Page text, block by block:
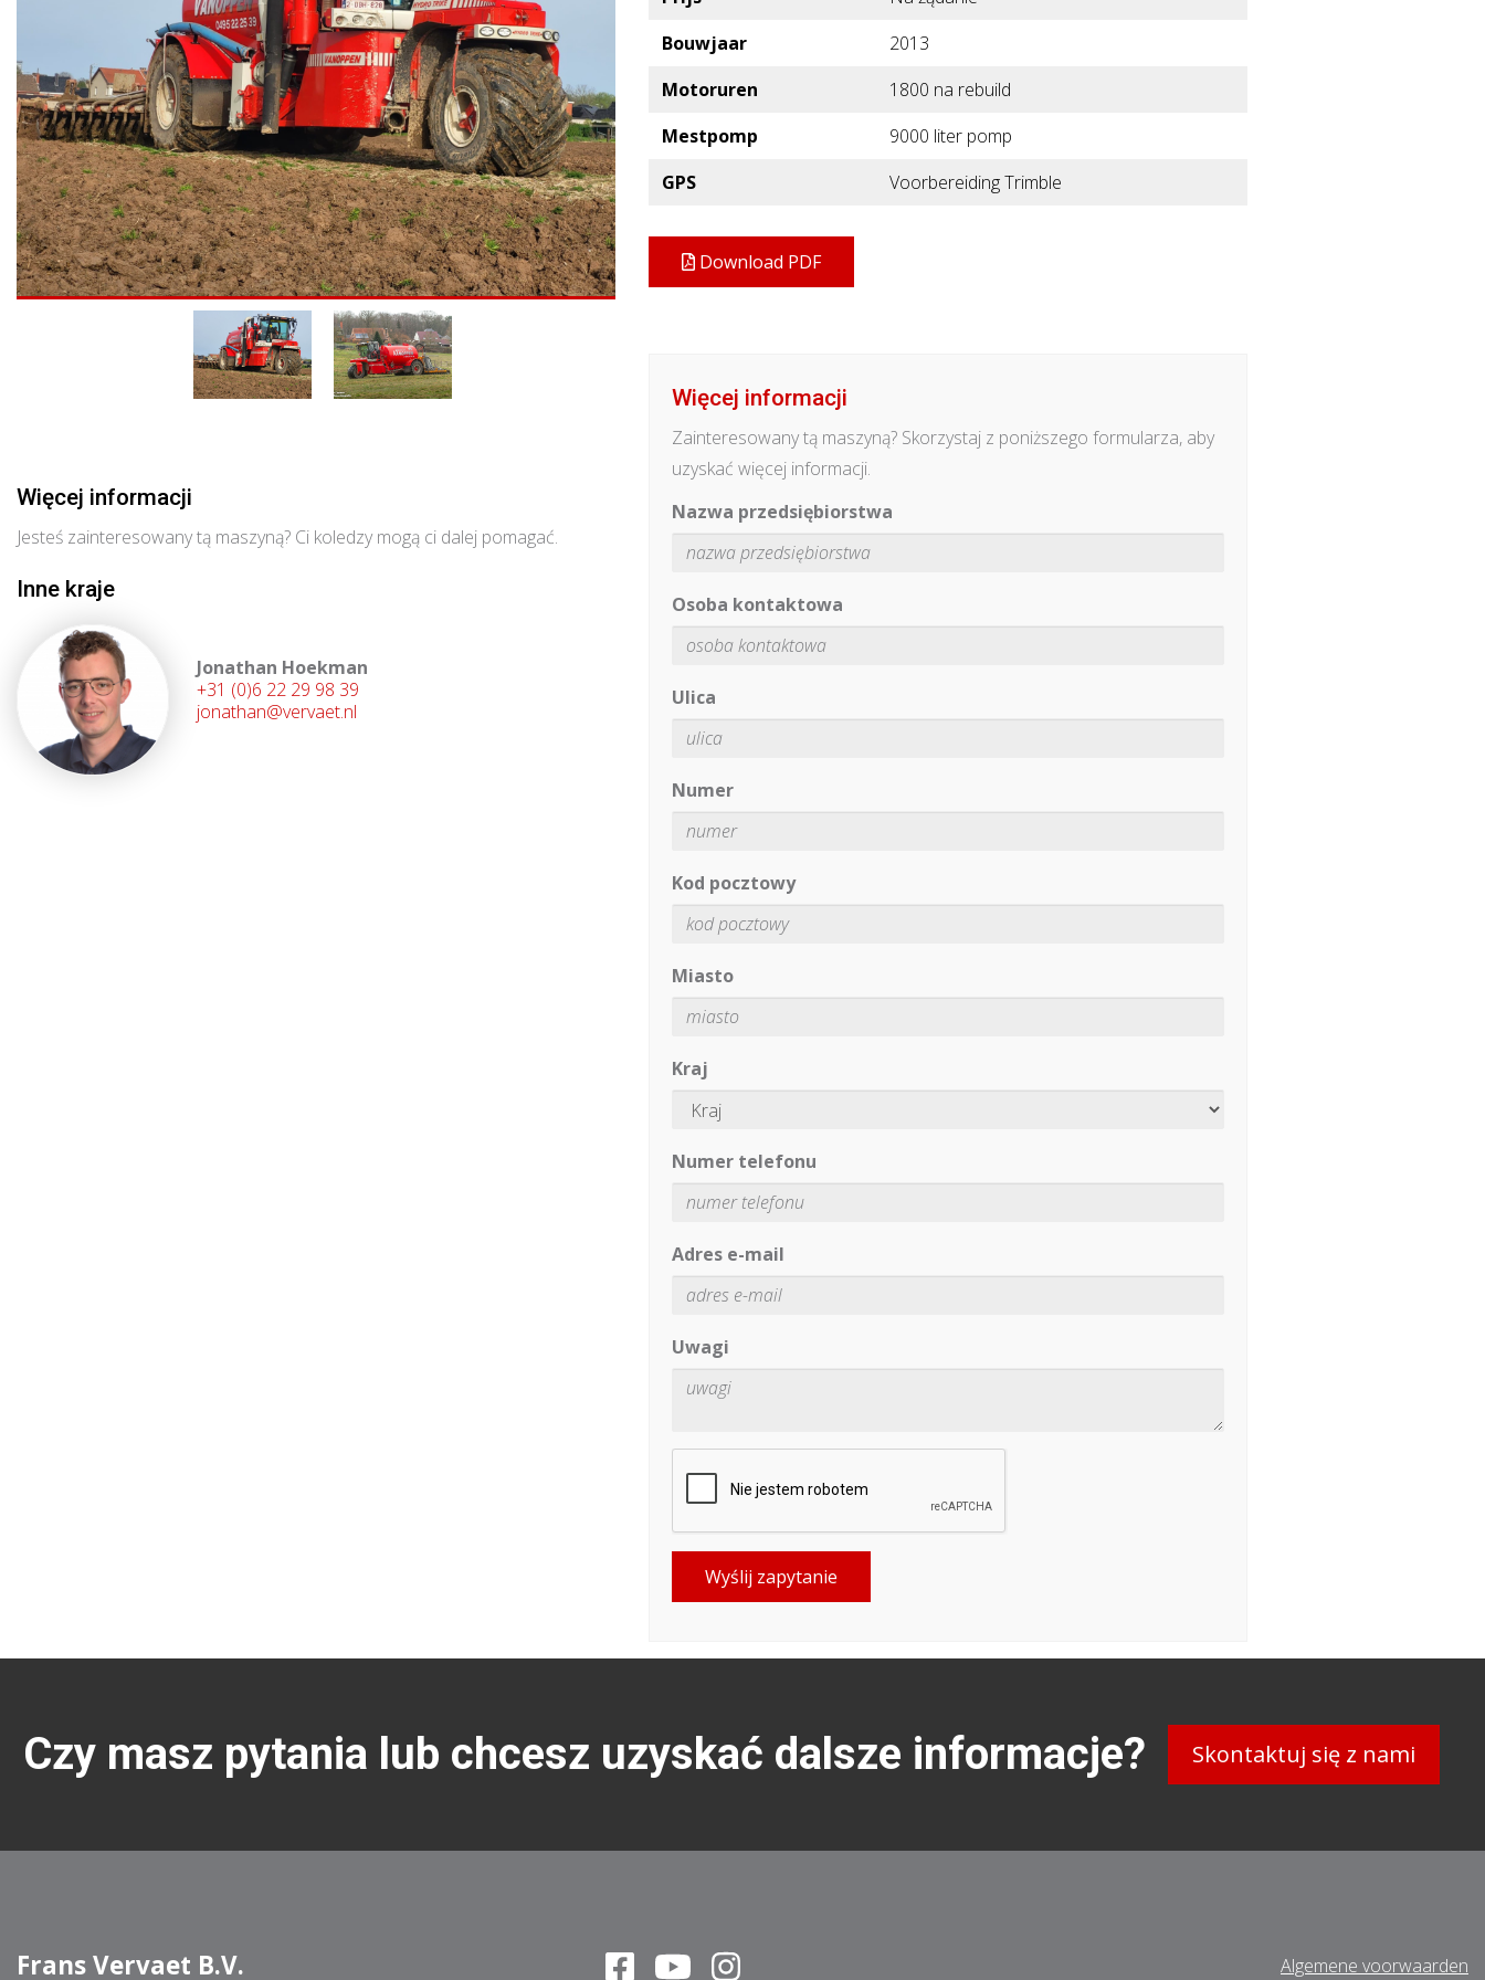
Więcej informacji
Jesteś zainteresowany tą maszyną? Ci koledzy mogą ci dalej pomagać.
Inne kraje
Jonathan Hoekman
+31 (0)6 22 29 98 39
jonathan@vervaet.nl
Bouwjaar
2013
Motoruren
1800 na rebuild
Mestpomp
9000 liter pomp
GPS
Voorbereiding Trimble
Download PDF
Więcej informacji
Zainteresowany tą maszyną? Skorzystaj z poniższego formularza, aby
uzyskać więcej informacji.
Nazwa przedsiębiorstwa
Osoba kontaktowa
Ulica
Numer
Kod pocztowy
Miasto
Kraj
Numer telefonu
Adres e-mail
Uwagi
Wyślij zapytanie
Czy masz pytania lub chcesz uzyskać dalsze informacje? Skontaktuj się z nami
Frans Vervaet B.V. Algemene voorwaarden